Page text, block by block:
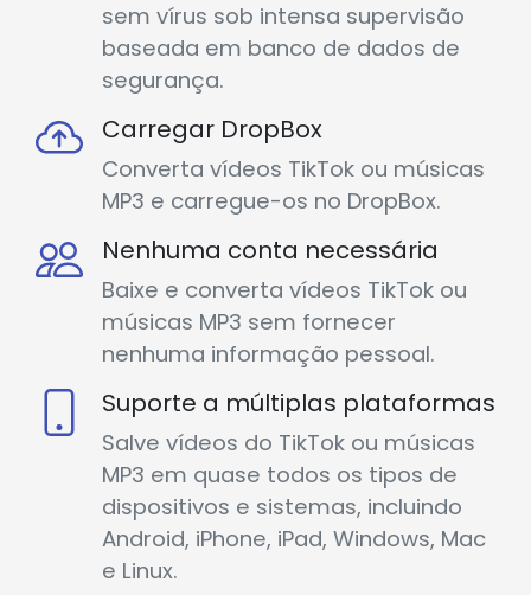
sem vírus sob intensa supervisão
baseada em banco de dados de
segurança.
Carregar DropBox
Converta vídeos TikTok ou músicas
MP3 e carregue-os no DropBox.
Nenhuma conta necessária
Baixe e converta vídeos TikTok ou
músicas MP3 sem fornecer
nenhuma informação pessoal.
Suporte a múltiplas plataformas
Salve vídeos do TikTok ou músicas
MP3 em quase todos os tipos de
dispositivos e sistemas, incluindo
Android, iPhone, iPad, Windows, Mac
e Linux.